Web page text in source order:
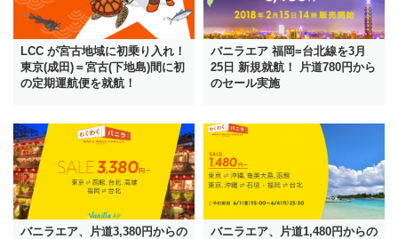
LCC が宮古地域に初乗り入れ！
東京(成田)＝宮古(下地島)間に初
の定期運航便を就航！
バニラエア 福岡=台北線を3月
25日 新規就航！ 片道780円から
のセール実施
バニラエア、片道3,380円からの
バニラエア、片道1,480円からの